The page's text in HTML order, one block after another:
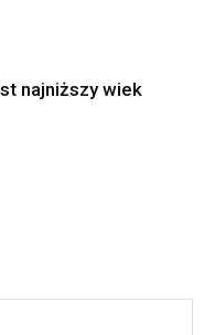
najniższy wiek